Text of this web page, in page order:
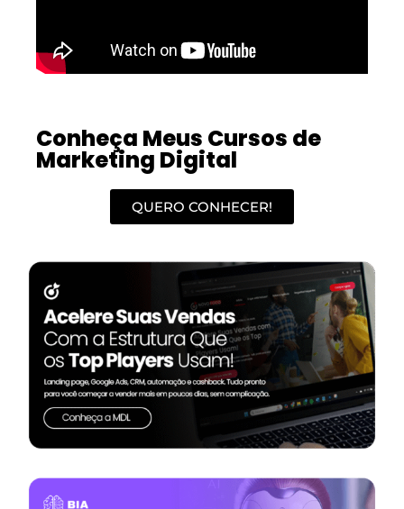
Conheça Meus Cursos de
Marketing Digital
QUERO CONHECER!